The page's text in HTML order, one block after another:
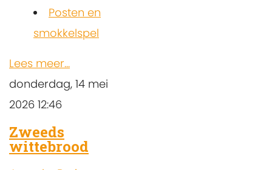
Posten en
smokkelspel
Lees meer...
donderdag, 14 mei
2026 12:46
Zweeds
wittebrood